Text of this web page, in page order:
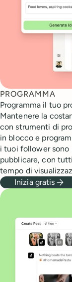
PROGRAMMA
Programma il tuo
Mantenere la
con strumenti di
in blocco e
i tuoi follower
pubblicare, con
tempo di
Inizia gratis